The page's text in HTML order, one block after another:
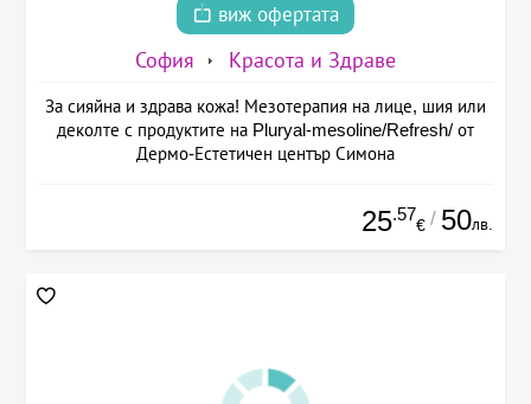
виж офертата
София Красота и Здраве
За сияйна и здрава кожа! Мезотерапия на лице, шия или
деколте с продуктите на Pluryal-mesoline/Refresh/ от
Дермо-Естетичен център Симона
25.57
€ / 50лв.